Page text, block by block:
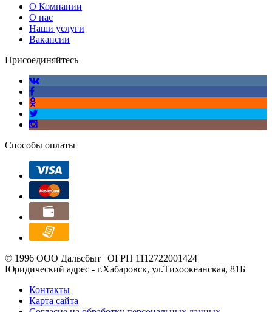
О Компании
О нас
Наши услуги
Вакансии
Присоединяйтесь
Способы оплаты
© 1996 ООО Дальсбыт | ОГРН 1112722001424
Юридический адрес - г.Хабаровск, ул.Тихоокеанская, 81Б
Контакты
Карта сайта